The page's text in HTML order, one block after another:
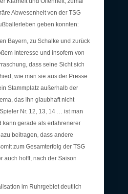
Abwesenheit von der TSG
geben konnten:
Bayern, zu Schalke und zurück
Interesse und insofern von
dass seine Sicht sich
wie man sie aus der Presse
Stammplatz außerhalb der
das ihn glaubhaft nicht
Nr. 12, 13, 14 … ist man
kann gerade als erfahrenerer
beitragen, dass andere
zum Gesamterfolg der TSG
auch hofft, nach der Saison
im Ruhrgebiet deutlich